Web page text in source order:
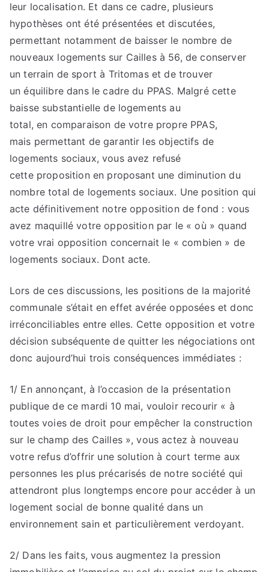
leur localisation. Et dans ce cadre, plusieurs
hypothèses ont été présentées et discutées,
permettant notamment de baisser le nombre de
nouveaux logements sur Cailles à 56, de conserver
un terrain de sport à Tritomas et de trouver
un équilibre dans le cadre du PPAS. Malgré cette
baisse substantielle de logements au
total, en comparaison de votre propre PPAS,
mais permettant de garantir les objectifs de
logements sociaux, vous avez refusé
cette proposition en proposant une diminution du
nombre total de logements sociaux. Une position qui
acte définitivement notre opposition de fond : vous
avez maquillé votre opposition par le « où » quand
votre vrai opposition concernait le « combien » de
logements sociaux. Dont acte.
Lors de ces discussions, les positions de la majorité
communale s’était en effet avérée opposées et donc
irréconciliables entre elles. Cette opposition et votre
décision subséquente de quitter les négociations ont
donc aujourd’hui trois conséquences immédiates :
1/ En annonçant, à l’occasion de la présentation
publique de ce mardi 10 mai, vouloir recourir « à
toutes voies de droit pour empêcher la construction
sur le champ des Cailles », vous actez à nouveau
votre refus d’offrir une solution à court terme aux
personnes les plus précarisés de notre société qui
attendront plus longtemps encore pour accéder à un
logement social de bonne qualité dans un
environnement sain et particulièrement verdoyant.
2/ Dans les faits, vous augmentez la pression